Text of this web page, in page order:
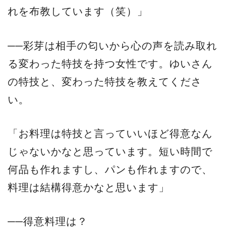
れを布教しています（笑）」
──彩芽は相手の匂いから心の声を読み取れ
る変わった特技を持つ女性です。ゆいさん
の特技と、変わった特技を教えてくださ
い。
「お料理は特技と言っていいほど得意なん
じゃないかなと思っています。短い時間で
何品も作れますし、パンも作れますので、
料理は結構得意かなと思います」
──得意料理は？